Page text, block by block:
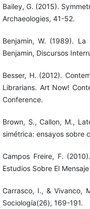
Bailey, G. (2015).
Archaeologies, 41-52.
Benjamin, W. (1989).
Benjamin, Discursos
Besser, H. (2012).
Librarians. Art Now!
Conference.
Brown, S., Callon, M.,
simétrica: ensayos sobre
Campos Freire, F.
Estudios Sobre El
Carrasco, I., & Vivanco,
Sociología(26), 169-191.